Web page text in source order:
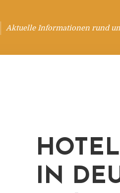
Aktuelle Informationen rund
IN